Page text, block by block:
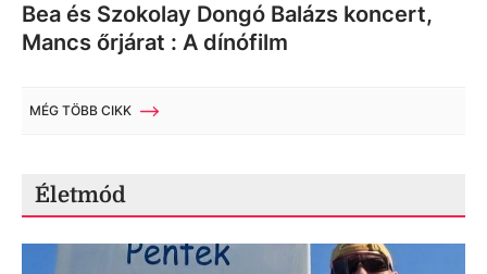
Bea és Szokolay Dongó Balázs koncert,
Mancs őrjárat : A dínófilm
MÉG TÖBB CIKK
Életmód